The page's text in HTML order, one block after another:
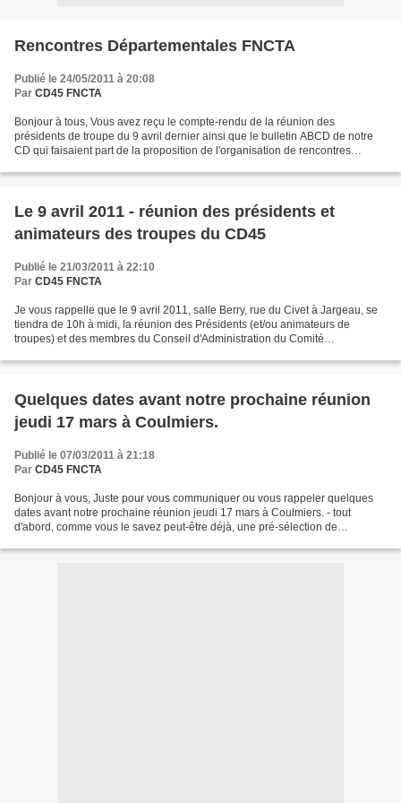
Rencontres Départementales FNCTA
Publié le 24/05/2011 à 20:08
Par CD45 FNCTA
Bonjour à tous, Vous avez reçu le compte-rendu de la réunion des
présidents de troupe du 9 avril dernier ainsi que le bulletin ABCD de notre
CD qui faisaient part de la proposition de l'organisation de rencontres
Le 9 avril 2011 - réunion des présidents et
animateurs des troupes du CD45
Publié le 21/03/2011 à 22:10
Par CD45 FNCTA
Je vous rappelle que le 9 avril 2011, salle Berry, rue du Civet à Jargeau, se
tiendra de 10h à midi, la réunion des Présidents (et/ou animateurs de
troupes) et des membres du Conseil d'Administration du Comité
Quelques dates avant notre prochaine réunion
jeudi 17 mars à Coulmiers.
Publié le 07/03/2011 à 21:18
Par CD45 FNCTA
Bonjour à vous, Juste pour vous communiquer ou vous rappeler quelques
dates avant notre prochaine réunion jeudi 17 mars à Coulmiers. - tout
d'abord, comme vous le savez peut-être déjà, une pré-sélection de